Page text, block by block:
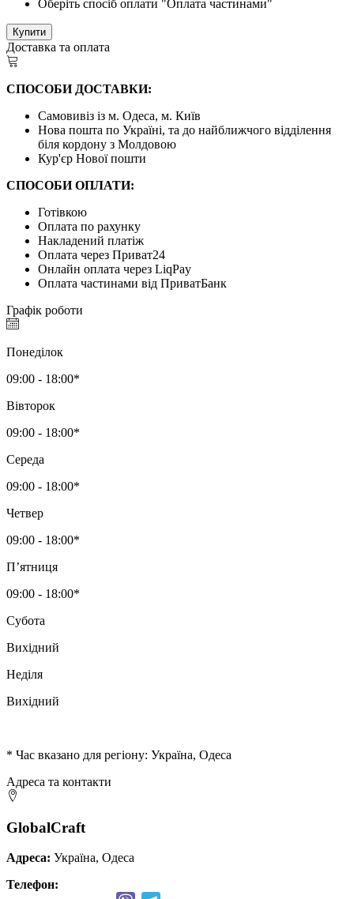
Оберіть спосіб оплати "Оплата частинами"
Купити
Доставка та оплата
СПОСОБИ ДОСТАВКИ:
Самовивіз із м. Одеса, м. Київ
Нова пошта по Україні, та до найближчого відділення
біля кордону з Молдовою
Кур'єр Нової пошти
СПОСОБИ ОПЛАТИ:
Готівкою
Оплата по рахунку
Накладений платіж
Оплата через Приват24
Онлайн оплата через LiqPay
Оплата частинами від ПриватБанк
Графік роботи
Понеділок
09:00 - 18:00*
Вівторок
09:00 - 18:00*
Середа
09:00 - 18:00*
Четвер
09:00 - 18:00*
Пʼятниця
09:00 - 18:00*
Субота
Вихідний
Неділя
Вихідний
* Час вказано для регіону: Україна, Одеса
Адреса та контакти
GlobalCraft
Адреса: Україна, Одеса
Телефон: